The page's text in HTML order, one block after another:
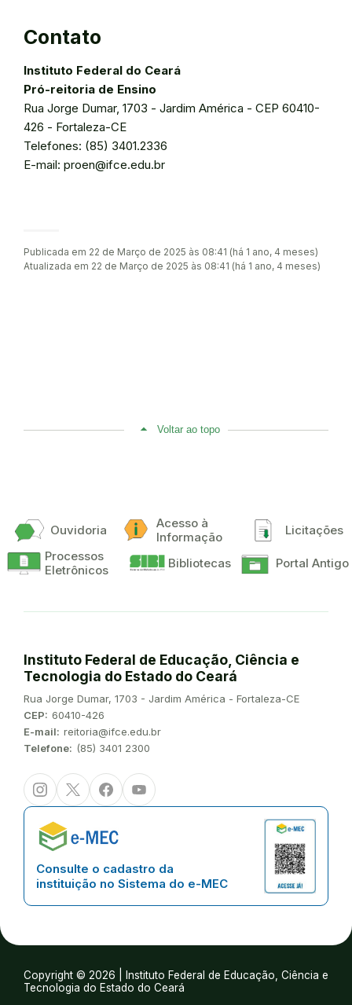
Contato
Instituto Federal do Ceará
Pró-reitoria de Ensino
Rua Jorge Dumar, 1703 - Jardim América - CEP 60410-
426 - Fortaleza-CE
Telefones: (85) 3401.2336
E-mail: proen@ifce.edu.br
Publicada em 22 de Março de 2025 às 08:41 (há 1 ano, 4 meses)
Atualizada em 22 de Março de 2025 às 08:41 (há 1 ano, 4 meses)
Voltar ao topo
Ouvidoria
Acesso à
Informação
Licitações
Processos
Eletrônicos
Bibliotecas Portal Antigo
Instituto Federal de Educação, Ciência e
Tecnologia do Estado do Ceará
Endereço:
Rua Jorge Dumar, 1703 - Jardim América - Fortaleza-CE
CEP: 60410-426
E-mail: reitoria@ifce.edu.br
Telefone: (85) 3401 2300
InstagramTwitter/XFacebookYoutube
Consulte o cadastro da
instituição no Sistema do e-MEC
Copyright © 2026 | Instituto Federal de Educação, Ciência e
Tecnologia do Estado do Ceará